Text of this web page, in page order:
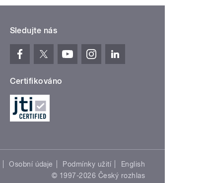
Sledujte nás
Certifikováno
Osobní údaje Podmínky užití
English
© 1997-2026 Český rozhlas